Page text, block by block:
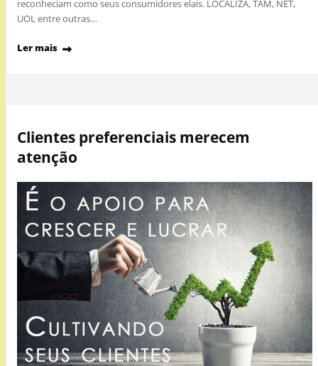
reconheciam como seus consumidores elais. LOCALIZA, TAM, NET,
UOL entre outras…
Ler mais
Clientes preferenciais merecem
atenção